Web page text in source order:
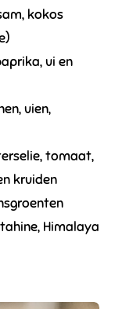
kokos
ui en
uien,
tomaat,
kruiden
Himalaya